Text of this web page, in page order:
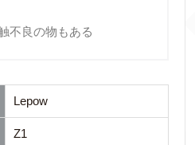
不良の物もある
Lepow
Z1